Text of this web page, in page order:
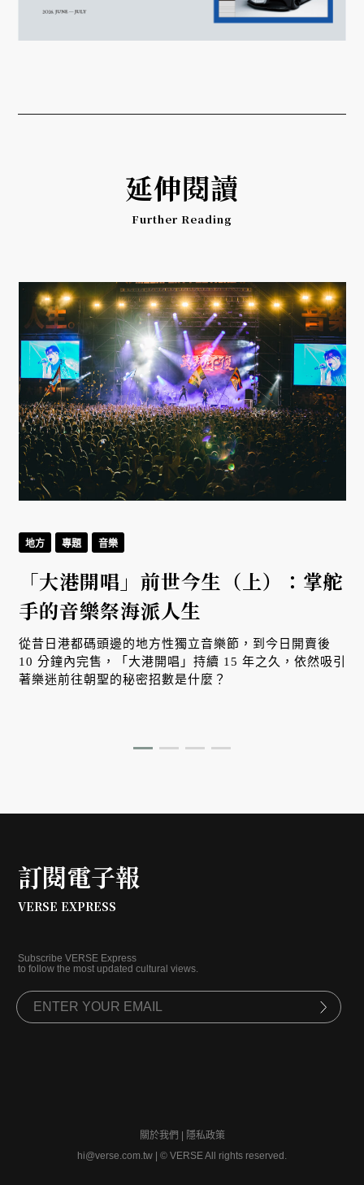
延伸閱讀
Further Reading
地方 專題 音樂
「大港開唱」前世今生（上）：掌舵
手的音樂祭海派人生
從昔日港都碼頭邊的地方性獨立音樂節，到今日開賣後
10 分鐘內完售，「大港開唱」持續 15 年之久，依然吸引
著樂迷前往朝聖的秘密招數是什麼？
訂閱電子報
VERSE EXPRESS
Subscribe VERSE Express
to follow the most updated cultural views.
關於我們
隱私政策
hi@verse.com.tw
© VERSE All rights reserved.